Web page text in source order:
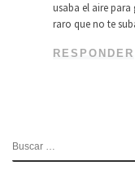
usaba el aire
raro que no te
RESPONDER
BUSCAR